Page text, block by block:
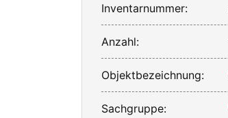
Inventarnummer:
Anzahl:
Objektbezeichnung:
Sachgruppe: